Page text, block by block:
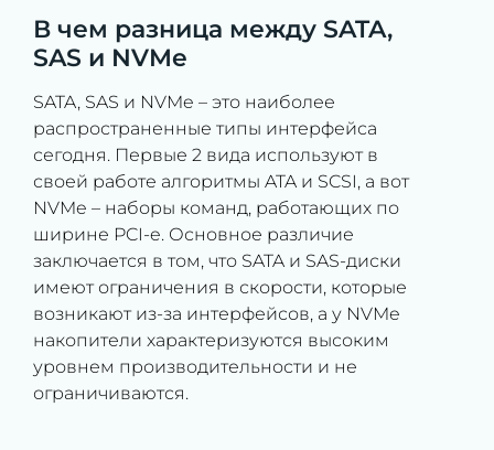
В чем разница между SATA,
SAS и NVMe
SATA, SAS и NVMe – это наиболее
распространенные типы интерфейса
сегодня. Первые 2 вида используют в
своей работе алгоритмы ATA и SCSI, а вот
NVMe – наборы команд, работающих по
ширине PCI-e. Основное различие
заключается в том, что SATA и SAS-диски
имеют ограничения в скорости, которые
возникают из-за интерфейсов, а у NVMe
накопители характеризуются высоким
уровнем производительности и не
ограничиваются.